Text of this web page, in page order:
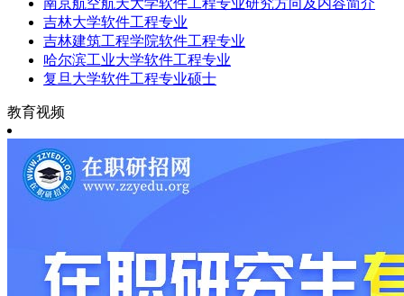
吉林大学软件工程专业
吉林建筑工程学院软件工程专业
哈尔滨工业大学软件工程专业
复旦大学软件工程专业硕士
教育视频